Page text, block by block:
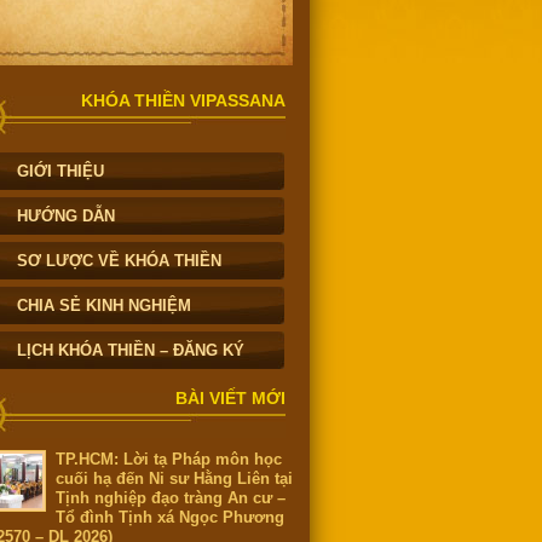
KHÓA THIỀN VIPASSANA
GIỚI THIỆU
HƯỚNG DẪN
SƠ LƯỢC VỀ KHÓA THIỀN
CHIA SẺ KINH NGHIỆM
LỊCH KHÓA THIỀN – ĐĂNG KÝ
BÀI VIẾT MỚI
TP.HCM: Lời tạ Pháp môn học
cuối hạ đến Ni sư Hằng Liên tại
Tịnh nghiệp đạo tràng An cư –
Tổ đình Tịnh xá Ngọc Phương
– DL 2026)